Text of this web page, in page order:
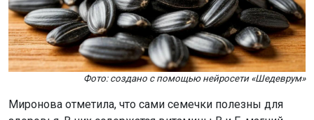
Фото: создано с помощью нейросети «Шедеврум»
Миронова отметила, что сами семечки полезны для